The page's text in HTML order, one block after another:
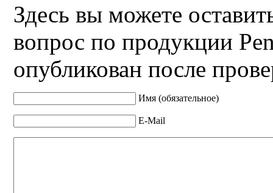
Здесь вы можете
вопрос по продукции
опубликован после
Имя (обязательное)
E-Mail